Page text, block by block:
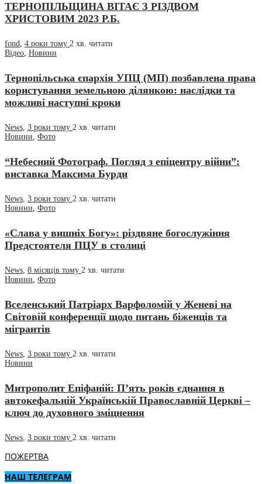
ТЕРНОПІЛЬЩИНА ВІТАЄ З РІЗДВОМ
ХРИСТОВИМ 2023 Р.Б.
fond, 4 роки тому 2 хв. читати
Відео, Новини
Тернопільська єпархія УПЦ (МП) позбавлена права
користування земельною ділянкою: наслідки та
можливі наступні кроки
News, 3 роки тому 2 хв. читати
Новини, Фото
“Небесний Фотограф. Погляд з епіцентру війни”:
виставка Максима Бурди
News, 3 роки тому 2 хв. читати
Новини, Фото
«Слава у вишніх Богу»: різдвяне богослужіння
Предстоятеля ПЦУ в столиці
News 8 місяців тому 2 хв. читати
Новини Фото
Вселенський Патріарх Варфоломій у Женеві на
Світовій конференції щодо питань біженців та
мігрантів
News 3 роки тому 2 хв. читати
Новини
Митрополит Епіфаній: П’ять років єднання в
автокефальній Українській Православній Церкві –
ключ до духовного зміцнення
News 3 роки тому 2 хв. читати
ПОЖЕРТВА
НАШ ТЕЛЕГРАМ